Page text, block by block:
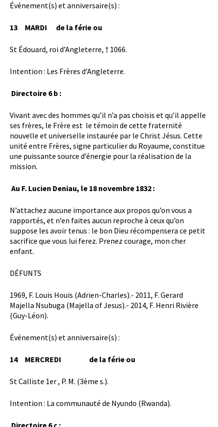
Événement(s) et anniversaire(s) :
13 MARDI de la férie ou
St Édouard, roi d’Angleterre, † 1066.
Intention : Les Frères d’Angleterre.
Directoire 6 b :
Vivant avec des hommes qu’il n’a pas choisis et qu’il appelle
ses frères, le Frère est le témoin de cette fraternité
nouvelle et universelle instaurée par le Christ Jésus. Cette
unité entre Frères, signe particulier du Royaume, constitue
une puissante source d’énergie pour la réalisation de la
mission.
Au F. Lucien Deniau, le 18 novembre 1832 :
N’attachez aucune importance aux propos qu’on vous a
rapportés, et n’en faites aucun reproche à ceux qu’on
suppose les avoir tenus : le bon Dieu récompensera ce petit
sacrifice que vous lui ferez. Prenez courage, mon cher
enfant.
DÉFUNTS
1969, F. Louis Houis (Adrien-Charles).- 2011, F. Gerard
Majella Nsubuga (Majella of Jesus).- 2014, F. Henri Rivière
(Guy-Léon).
Événement(s) et anniversaire(s) :
14 MERCREDI de la férie ou
St Calliste 1er , P. M. (3ème s.).
Intention : La communauté de Nyundo (Rwanda).
Directoire 6 c :